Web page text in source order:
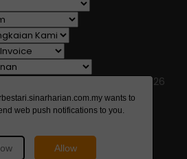
• Karangkraf Group • © 2026
• Kumpulan Karangkraf